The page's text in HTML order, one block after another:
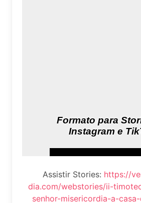
Assistir Stories: https://
dia.com/webstories/ii-
senhor-misericordia-a-